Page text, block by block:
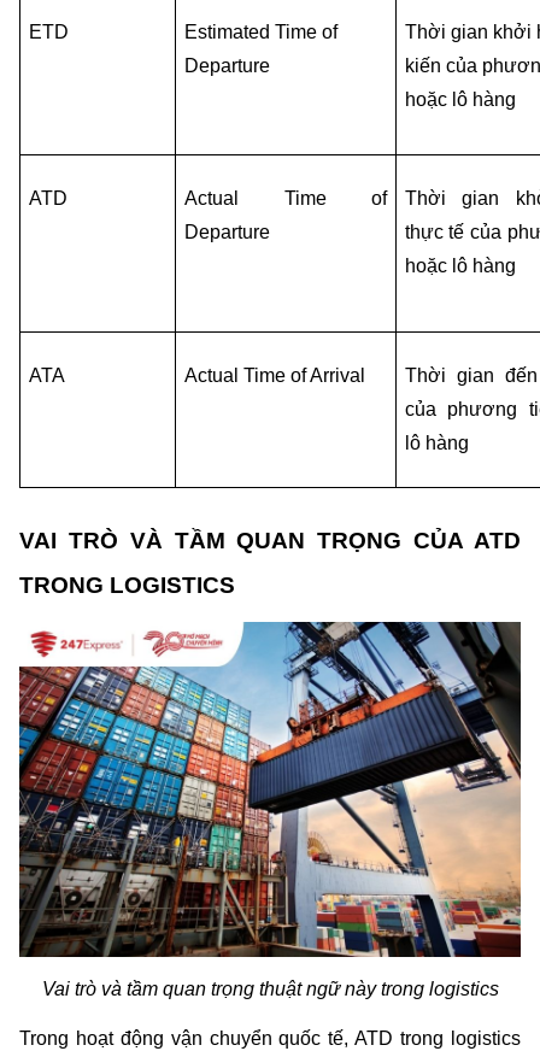
ETD
Estimated Time of
Departure
Thời gian khởi
kiến của
hoặc lô hàng
ATD
Actual Time of
Departure
Thời gian
thực tế của
hoặc lô hàng
ATA Actual Time of Arrival
Thời gian
của phương
lô hàng
VAI TRÒ VÀ TẦM QUAN TRỌNG CỦA ATD
TRONG LOGISTICS
Vai trò và tầm quan trọng thuật ngữ này trong logistics
Trong hoạt động vận chuyển quốc tế, ATD trong logistics